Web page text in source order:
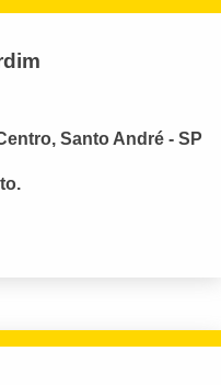
Santo André - SP